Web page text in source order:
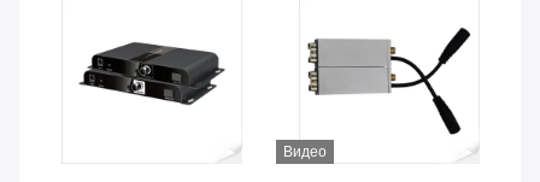
Видео